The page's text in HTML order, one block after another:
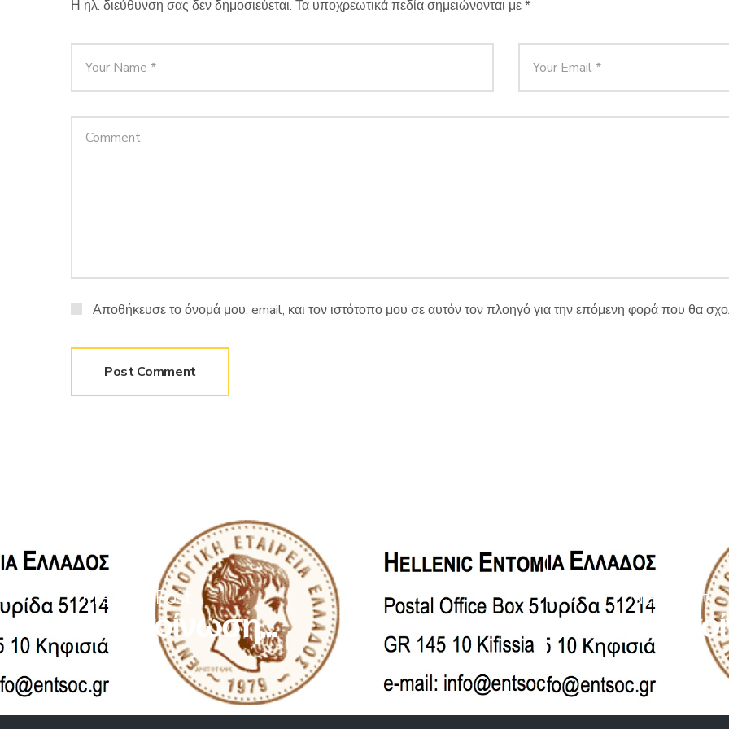
Η ηλ. διεύθυνση σας δεν δημοσιεύεται. Τα υποχρεωτικά πεδία σημειώνονται με*
Αποθήκευσε το όνομά μου, email, και τον ιστότοπο μου σε αυτόν τον πλοηγό για την επόμενη φορά που θα
Previous Post
Ανακοίνωση...
Next Post